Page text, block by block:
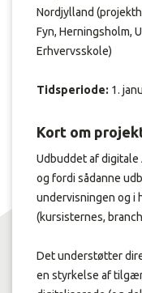
Nordjylland
Fyn, Herningsholm,
Erhvervsskole)
Tidsperiode: 1.
Kort om
Udbuddet af
og fordi sådanne
undervisningen og i
(kursisternes,
Det understøtter
en styrkelse af